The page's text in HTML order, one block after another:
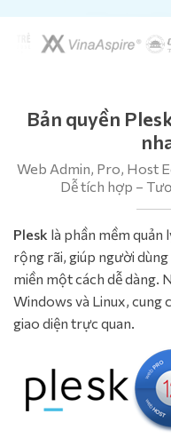
Bản quyền
Web Admin, Pro, Host
Dễ tích hợp –
Plesk là phần mềm
rộng rãi, giúp người
miền một cách dễ dàng.
Windows và Linux, cung
giao diện trực quan.